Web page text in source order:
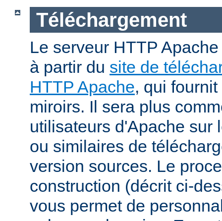
Téléchargement
Le serveur HTTP
à partir du site de
HTTP Apache, qui
miroirs. Il sera plus
utilisateurs d'Apache sur
ou similaires de
version sources. Le
construction (décrit ci-
vous permet de